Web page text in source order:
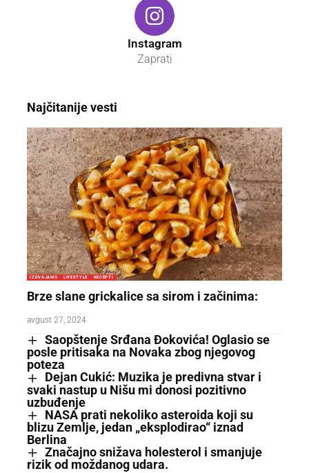
Instagram
Zaprati
Najčitanije vesti
IZDVAJAMO LIFESTYLE RECEPTI
Brze slane grickalice sa sirom i začinima:
avgust 27, 2024
Saopštenje Srđana Đokovića! Oglasio se
posle pritisaka na Novaka zbog njegovog
poteza
Dejan Cukić: Muzika je predivna stvar i
svaki nastup u Nišu mi donosi pozitivno
uzbuđenje
NASA prati nekoliko asteroida koji su
blizu Zemlje, jedan „eksplodirao“ iznad
Berlina
Značajno snižava holesterol i smanjuje
rizik od moždanog udara.